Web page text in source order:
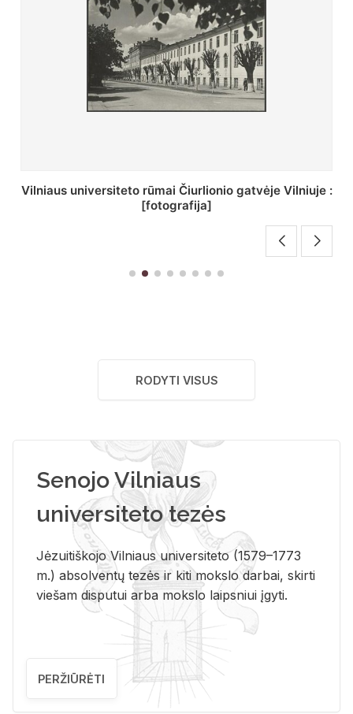
St. Batoro universiteto J. Pilsudskio kolegija :
[fotografija]
RODYTI VISUS
Senojo Vilniaus
universiteto tezės
Jėzuitiškojo Vilniaus universiteto (1579–1773
m.) absolventų tezės ir kiti mokslo darbai, skirti
viešam disputui arba mokslo laipsniui įgyti.
PERŽIŪRĖTI